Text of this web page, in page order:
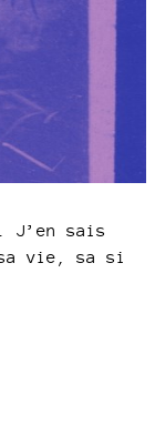
J’en sais
vie, sa si